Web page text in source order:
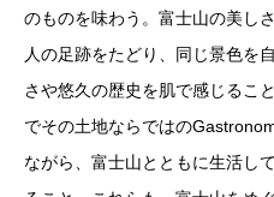
のものを味わう。富士山の美し
人の足跡をたどり、同じ景色を
さや悠久の歴史を肌で感じるこ
でその土地ならではの
ながら、富士山とともに生活し